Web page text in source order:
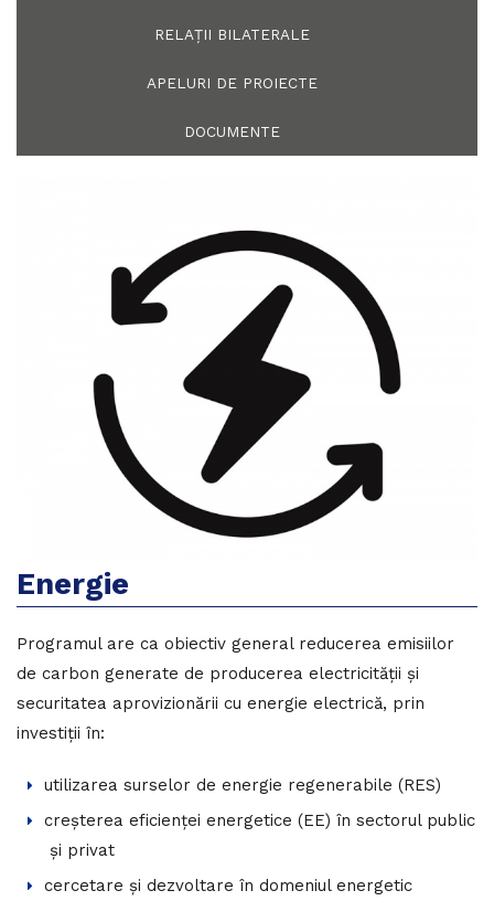
RELAȚII BILATERALE
APELURI DE PROIECTE
DOCUMENTE
Energie
Programul are ca obiectiv general reducerea emisiilor
de carbon generate de producerea electricității și
securitatea aprovizionării cu energie electrică, prin
investiții în:
utilizarea surselor de energie regenerabile (RES)
creșterea eficienței energetice (EE) în sectorul public
și privat
cercetare și dezvoltare în domeniul energetic